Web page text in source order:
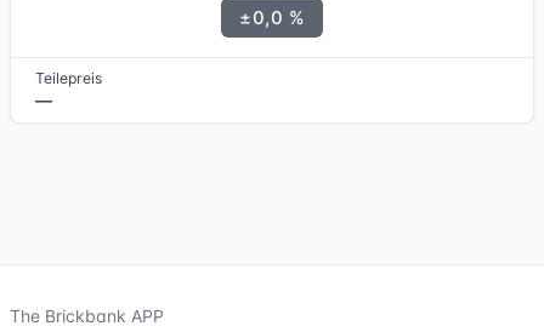
±0,0 %
Teilepreis
—
The Brickbank APP